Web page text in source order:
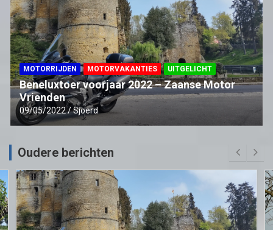
MOTORRIJDEN MOTORVAKANTIES UITGELICHT
Beneluxtoer voorjaar 2022 – Zaanse Motor
Vrienden
09/05/2022 Sjoerd
Oudere berichten